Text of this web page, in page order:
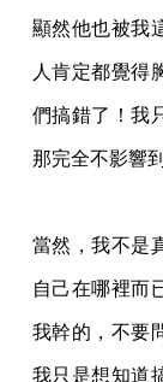
顯然他也被我
人肯定都覺得
們搞錯了！我
那完全不影響
當然，我不是
自己在哪裡而
我幹的，不要
我只是想知道